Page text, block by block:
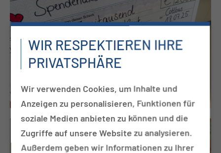
WIR RESPEKTIEREN IHRE
PRIVATSPHÄRE
Wir verwenden Cookies, um Inhalte und
Anzeigen zu personalisieren, Funktionen für
soziale Medien anbieten zu können und die
Zugriffe auf unsere Website zu analysieren.
Außerdem geben wir Informationen zu Ihrer